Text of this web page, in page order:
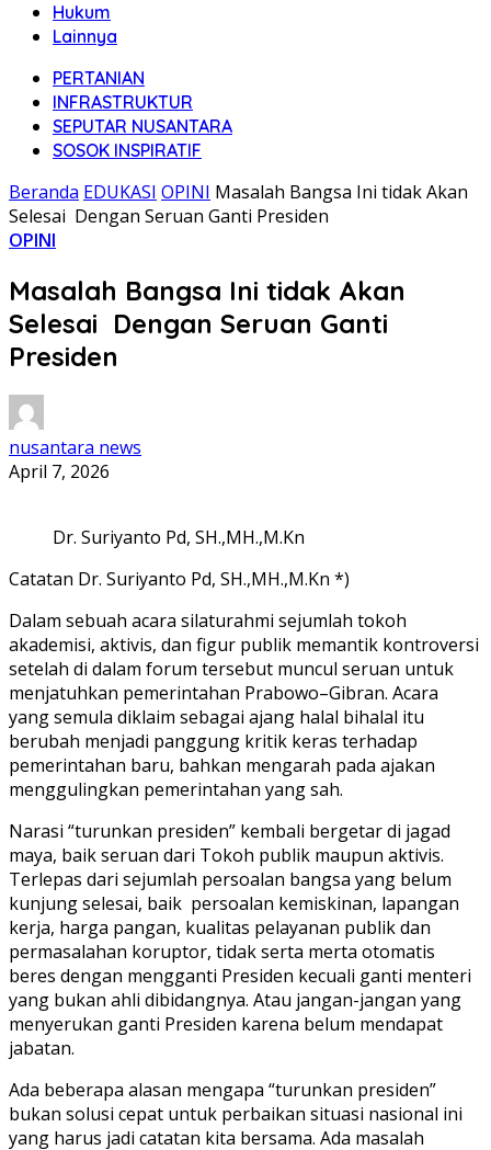
Hukum
Lainnya
PERTANIAN
INFRASTRUKTUR
SEPUTAR NUSANTARA
SOSOK INSPIRATIF
Beranda EDUKASI OPINI Masalah Bangsa Ini tidak Akan
Selesai Dengan Seruan Ganti Presiden
OPINI
Masalah Bangsa Ini tidak Akan
Selesai Dengan Seruan Ganti
Presiden
nusantara news
April 7, 2026
Dr. Suriyanto Pd, SH.,MH.,M.Kn
Catatan Dr. Suriyanto Pd, SH.,MH.,M.Kn *)
Dalam sebuah acara silaturahmi sejumlah tokoh
akademisi, aktivis, dan figur publik memantik kontroversi
setelah di dalam forum tersebut muncul seruan untuk
menjatuhkan pemerintahan Prabowo–Gibran. Acara
yang semula diklaim sebagai ajang halal bihalal itu
berubah menjadi panggung kritik keras terhadap
pemerintahan baru, bahkan mengarah pada ajakan
menggulingkan pemerintahan yang sah.
Narasi “turunkan presiden” kembali bergetar di jagad
maya, baik seruan dari Tokoh publik maupun aktivis.
Terlepas dari sejumlah persoalan bangsa yang belum
kunjung selesai, baik persoalan kemiskinan, lapangan
kerja, harga pangan, kualitas pelayanan publik dan
permasalahan koruptor, tidak serta merta otomatis
beres dengan mengganti Presiden kecuali ganti menteri
yang bukan ahli dibidangnya. Atau jangan-jangan yang
menyerukan ganti Presiden karena belum mendapat
jabatan.
Ada beberapa alasan mengapa “turunkan presiden”
bukan solusi cepat untuk perbaikan situasi nasional ini
yang harus jadi catatan kita bersama. Ada masalah